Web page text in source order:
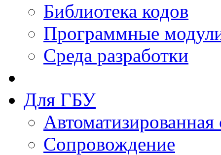
Библиотека кодов
Программные
Среда разработки
Для ГБУ
Сопровождение